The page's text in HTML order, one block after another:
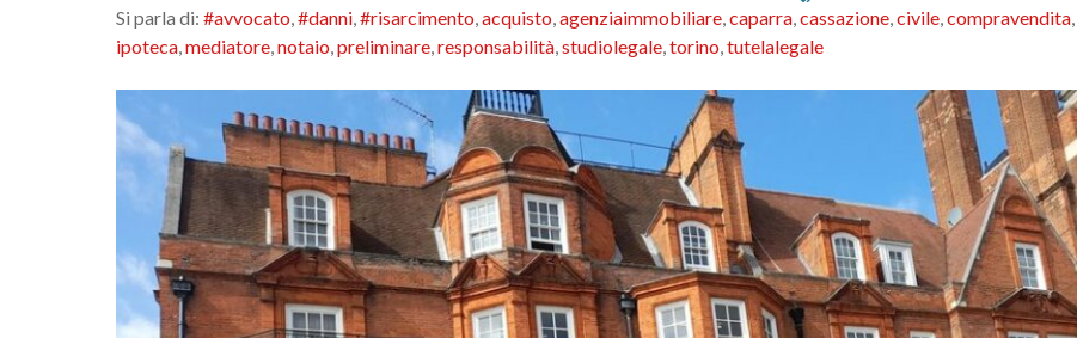
Si parla di: #avvocato,#danni,#risarcimento,acquisto,agenziaimmobiliare,caparra,cassazione,civile,compravendita,
ipoteca,mediatore,notaio,preliminare,responsabilità,studiolegale,torino,tutelalegale